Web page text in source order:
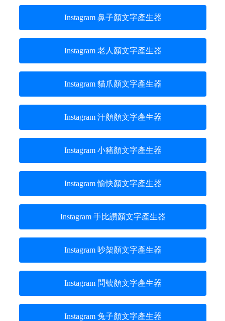
Instagram 鼻子顏文字產生器
Instagram 老人顏文字產生器
Instagram 貓爪顏文字產生器
Instagram 汗顏顏文字產生器
Instagram 小豬顏文字產生器
Instagram 愉快顏文字產生器
Instagram 手比讚顏文字產生器
Instagram 吵架顏文字產生器
Instagram 問號顏文字產生器
Instagram 兔子顏文字產生器